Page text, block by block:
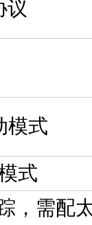
议
模式
式
，需配